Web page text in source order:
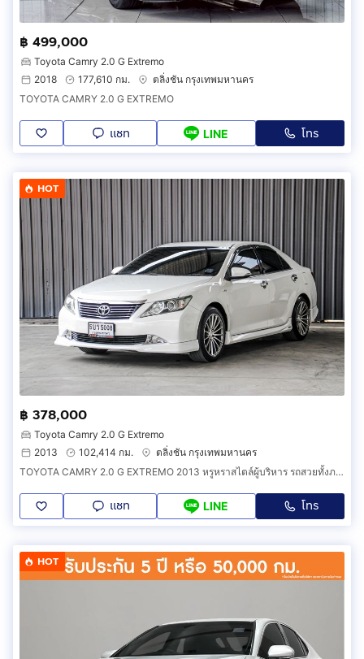
฿ 499,000
Toyota Camry 2.0 G Extremo
2018
177,610 กม.
ตลิ่งชัน กรุงเทพมหานคร
TOYOTA CAMRY 2.0 G EXTREMO
แชท LINE โทร
HOT
฿ 378,000
Toyota Camry 2.0 G Extremo
2013
102,414 กม.
ตลิ่งชัน กรุงเทพมหานคร
TOYOTA CAMRY 2.0 G EXTREMO 2013 หรูหราสไตล์ผู้บริหาร รถสวยทั้งภายนอกและภายใน ภายในสีดำ
แชท LINE โทร
HOT